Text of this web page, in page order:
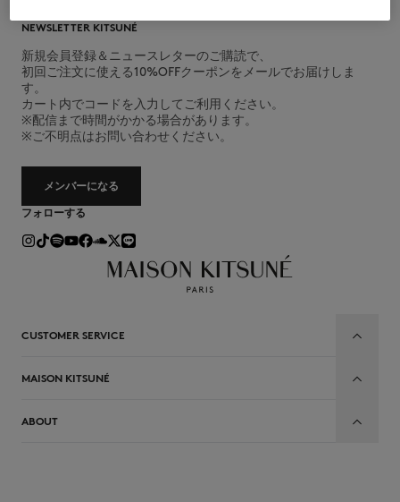
NEWSLETTER KITSUNÉ
新規会員登録＆ニュースレターのご購読で、
初回ご注文に使える10%OFFクーポンをメールでお届けしま
す。
カート内でコードを入力してご利用ください。
※配信まで時間がかかる場合があります。
※ご不明点はお問い合わせください。
メンバーになる
フォローする
CUSTOMER SERVICE
MAISON KITSUNÉ
ABOUT